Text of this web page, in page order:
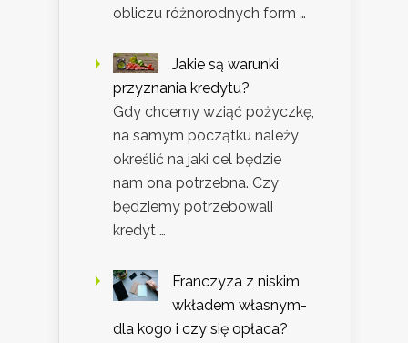
obliczu różnorodnych form …
Jakie są warunki
przyznania kredytu?
Gdy chcemy wziąć pożyczkę,
na samym początku należy
określić na jaki cel będzie
nam ona potrzebna. Czy
będziemy potrzebowali
kredyt …
Franczyza z niskim
wkładem własnym-
dla kogo i czy się opłaca?